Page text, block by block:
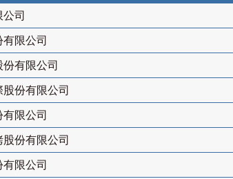
司
限公司
有限公司
份有限公司
限公司
份有限公司
限公司